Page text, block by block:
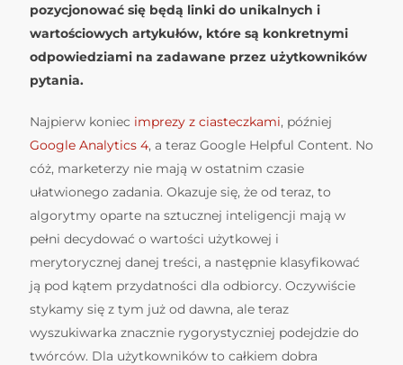
pozycjonować się będą linki do unikalnych i
wartościowych artykułów, które są konkretnymi
odpowiedziami na zadawane przez użytkowników
pytania.
Najpierw koniec imprezy z ciasteczkami, później
Google Analytics 4, a teraz Google Helpful Content. No
cóż, marketerzy nie mają w ostatnim czasie
ułatwionego zadania. Okazuje się, że od teraz, to
algorytmy oparte na sztucznej inteligencji mają w
pełni decydować o wartości użytkowej i
merytorycznej danej treści, a następnie klasyfikować
ją pod kątem przydatności dla odbiorcy. Oczywiście
stykamy się z tym już od dawna, ale teraz
wyszukiwarka znacznie rygorystyczniej podejdzie do
twórców. Dla użytkowników to całkiem dobra